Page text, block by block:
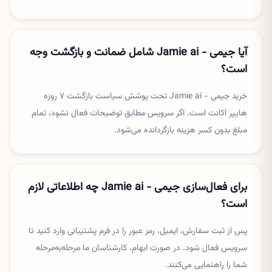
آیا جیمی - Jamie ai شامل ضمانت و بازگشت وجه
است؟
خرید جیمی - Jamie ai تحت پوشش سیاست بازگشت ۷ روزه
هایپر اکانت است. اگر سرویس مطابق توضیحات فعال نشود، تمام
مبلغ بدون کسر هزینه بازگردانده می‌شود.
برای فعال‌سازی جیمی - Jamie ai چه اطلاعاتی لازم
است؟
پس از ثبت سفارش، ایمیل، رمز عبور را در فرم پشتیبانی وارد کنید تا
سرویس فعال شود. در صورت ابهام، کارشناسان ما مرحله‌به‌مرحله
شما را راهنمایی می‌کنند.